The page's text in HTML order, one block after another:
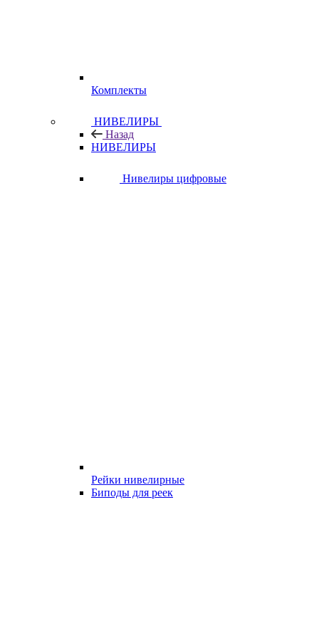
Комплекты
НИВЕЛИРЫ
Назад
НИВЕЛИРЫ
Нивелиры цифровые
Рейки нивелирные
Биподы для реек